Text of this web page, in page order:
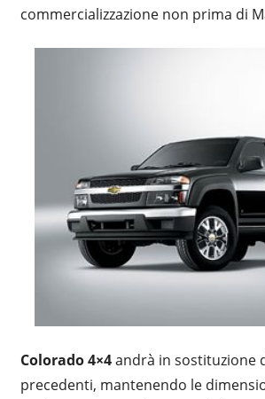
commercializzazione non prima di
Colorado 4×4andrà in sostituzione
precedenti, mantenendo le